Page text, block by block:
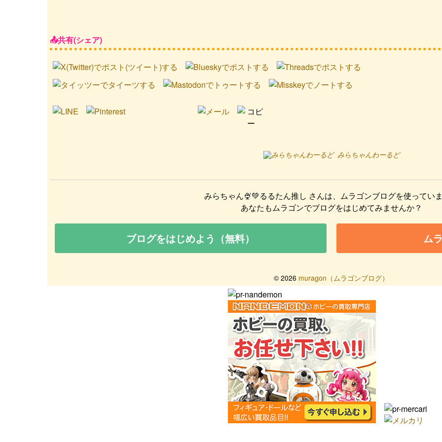
共有(シェア)
みらちゃんわーるど
みらちゃん🍨💚るるたん推し さんは、ムラゴンブログを使ってい
あなたもムラゴンでブログをはじめてみませんか？
ブログをはじめよう（無料） ム
©2026 muragon（ムラゴンブログ）